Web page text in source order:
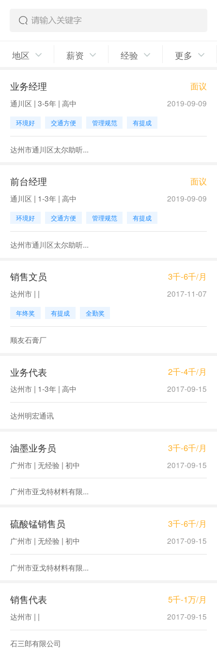
地区 薪资 经验 更多
业务经理 面议
通川区 | 3-5年 | 高中 2019-09-09
环境好 交通方便 管理规范 有提成
达州市通川区太尔助听...
前台经理 面议
通川区 | 1-3年 | 高中 2019-09-09
环境好 交通方便 管理规范 有提成
达州市通川区太尔助听...
销售文员 3千-6千/月
达州市 | | 2017-11-07
年终奖 有提成 全勤奖
顺友石膏厂
业务代表 2千-4千/月
达州市 | 1-3年 | 高中 2017-09-15
达州明宏通讯
油墨业务员 3千-6千/月
广州市 | 无经验 | 初中 2017-09-15
广州市亚戈特材料有限...
硫酸锰销售员 3千-6千/月
广州市 | 无经验 | 初中 2017-09-15
广州市亚戈特材料有限...
销售代表 5千-1万/月
达州市 | | 2017-09-15
石三郎有限公司